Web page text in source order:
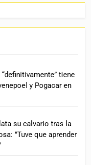
tiene
y Pogacar en
su calvario tras la
"Tuve que aprender